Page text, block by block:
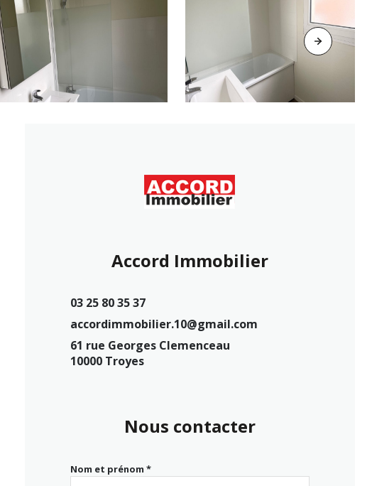
Accord Immobilier
03 25 80 35 37
accordimmobilier.10@gmail.com
61 rue Georges Clemenceau
10000 Troyes
Nous contacter
Nom et prénom *